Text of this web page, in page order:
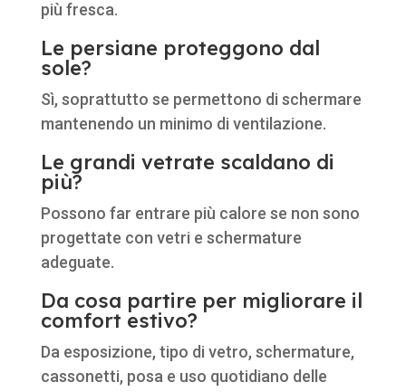
più fresca.
Le persiane proteggono dal
sole?
Sì, soprattutto se permettono di schermare
mantenendo un minimo di ventilazione.
Le grandi vetrate scaldano di
più?
Possono far entrare più calore se non sono
progettate con vetri e schermature
adeguate.
Da cosa partire per migliorare il
comfort estivo?
Da esposizione, tipo di vetro, schermature,
cassonetti, posa e uso quotidiano delle